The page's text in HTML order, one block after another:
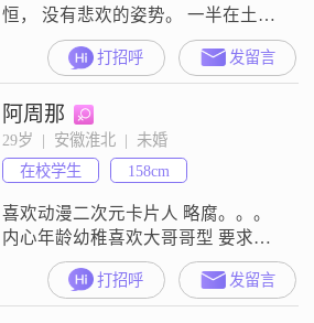
恒， 没有悲欢的姿势。 一半在土里
安详，一半在风里飞扬， 一半洒落
阴凉， 一半沐浴阳光。非常沉默、
非常骄傲，从不依靠、 从不寻找。
打招呼 发留言
阿周那
29岁  |  安徽淮北  |  未婚
在校学生
158cm
喜欢动漫二次元卡片人 略腐。。。
内心年龄幼稚喜欢大哥哥型 要求对
方学历一本以上（本人本科和研究
生都是211）22岁 永远长不大。如果
专业学医（西医）那就更好了。我
打招呼 发留言